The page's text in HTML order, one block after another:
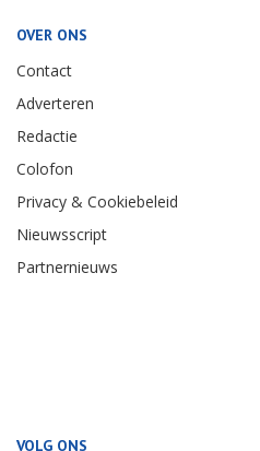
OVER ONS
Contact
Adverteren
Redactie
Colofon
Privacy & Cookiebeleid
Nieuwsscript
Partnernieuws
VOLG ONS